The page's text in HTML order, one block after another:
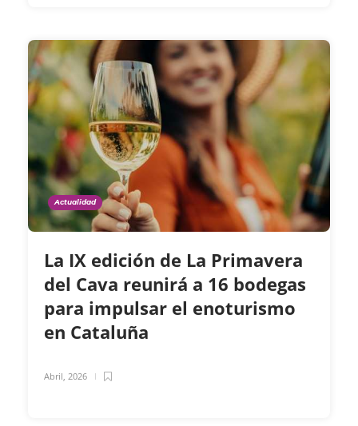
Actualidad
La IX edición de La Primavera
del Cava reunirá a 16 bodegas
para impulsar el enoturismo
en Cataluña
Abril, 2026